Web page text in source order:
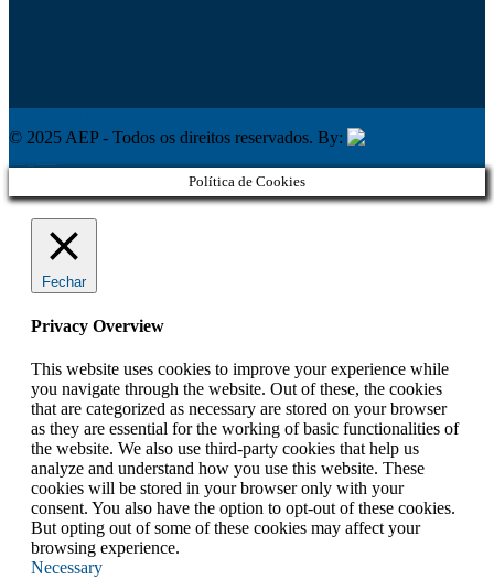
© 2025 AEP - Todos os direitos reservados. By:
Política de Cookies
Fechar
Privacy Overview
This website uses cookies to improve your experience while
you navigate through the website. Out of these, the cookies
that are categorized as necessary are stored on your browser
as they are essential for the working of basic functionalities of
the website. We also use third-party cookies that help us
analyze and understand how you use this website. These
cookies will be stored in your browser only with your
consent. You also have the option to opt-out of these cookies.
But opting out of some of these cookies may affect your
browsing experience.
Necessary